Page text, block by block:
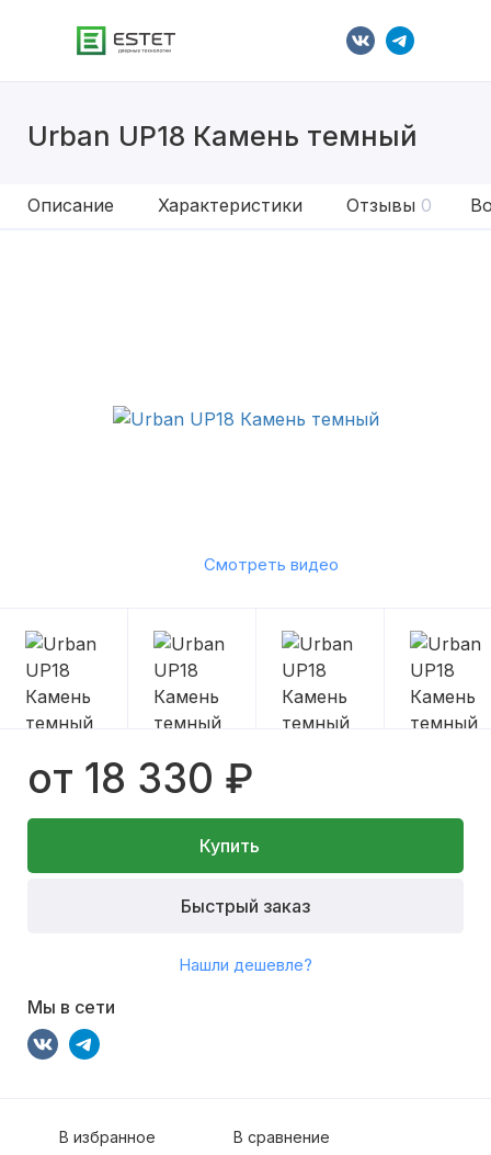
Urban UP18 Камень темный
Описание Характеристики Отзывы 0
Смотреть видео
от 18 330 ₽
Купить
Быстрый заказ
Нашли дешевле?
Мы в сети
В избранное В сравнение